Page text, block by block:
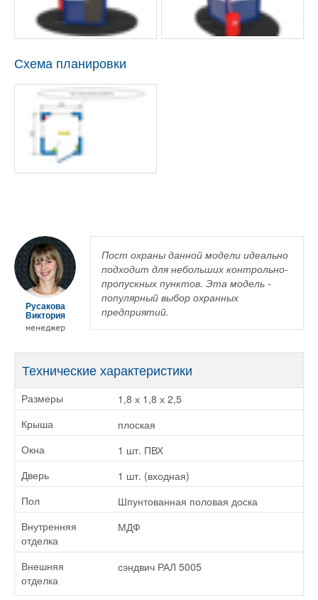
Схема планировки
Русакова
Виктория
менеджер
Пост охраны данной модели идеально
подходит для небольших контрольно-
пропускных пунктов. Эта модель -
популярный выбор охранных
предприятий.
Технические характеристики
Размеры 1,8 х 1,8 х 2,5
Крыша плоская
Окна 1 шт. ПВХ
Дверь 1 шт. (входная)
Пол Шпунтованная половая доска
Внутренняя
отделка
МДФ
Внешняя
отделка
сэндвич РАЛ 5005